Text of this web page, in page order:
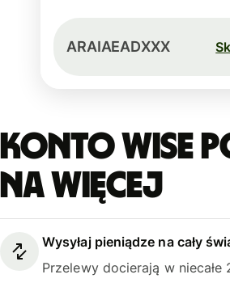
ARAIAEADXXX
Konto Wise
na więcej
Wysyłaj pieniądze na cały
Przelewy docierają w niecałe